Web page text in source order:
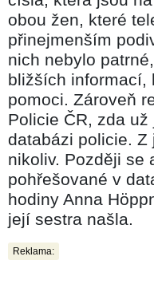
obou žen, které
přinejmenším
nich nebylo
bližších informací,
pomoci. Zároveň
Policie ČR, zda
databázi policie. Z
nikoliv. Později se
pohřešované v
hodiny Anna
její sestra našla.
Reklama: